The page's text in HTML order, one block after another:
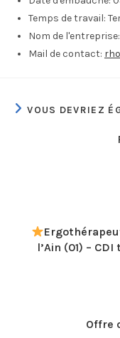
Temps de travail:
Nom de l'entreprise:
Mail de contact:
VOUS DEVRIEZ
l’Ain (01) –
Offre